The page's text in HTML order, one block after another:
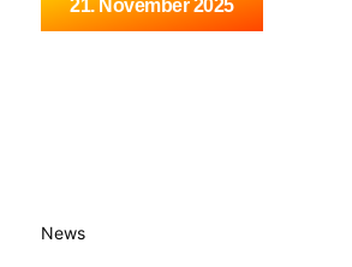
21. November 2025
News